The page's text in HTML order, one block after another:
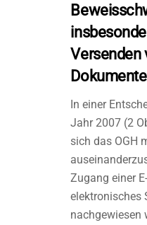
Versenden
In einer
Jahr 2007 (2
sich das OGH
Zugang einer
elektronisches
nachgewiesen